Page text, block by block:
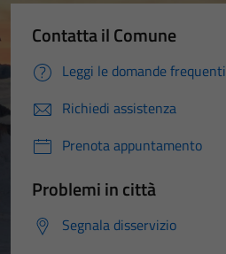
Contatta il Comune
Leggi le domande frequenti
Richiedi assistenza
Prenota appuntamento
Problemi in città
Segnala disservizio